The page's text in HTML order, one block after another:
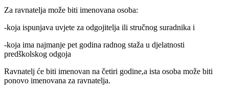
Za ravnatelja može biti imenovana osoba:
-koja ispunjava uvjete za odgojitelja ili stručnog suradnika i
-koja ima najmanje pet godina radnog staža u djelatnosti
predškolskog odgoja
Ravnatelj će biti imenovan na četiri godine,a ista osoba može biti
ponovo imenovana za ravnatelja.